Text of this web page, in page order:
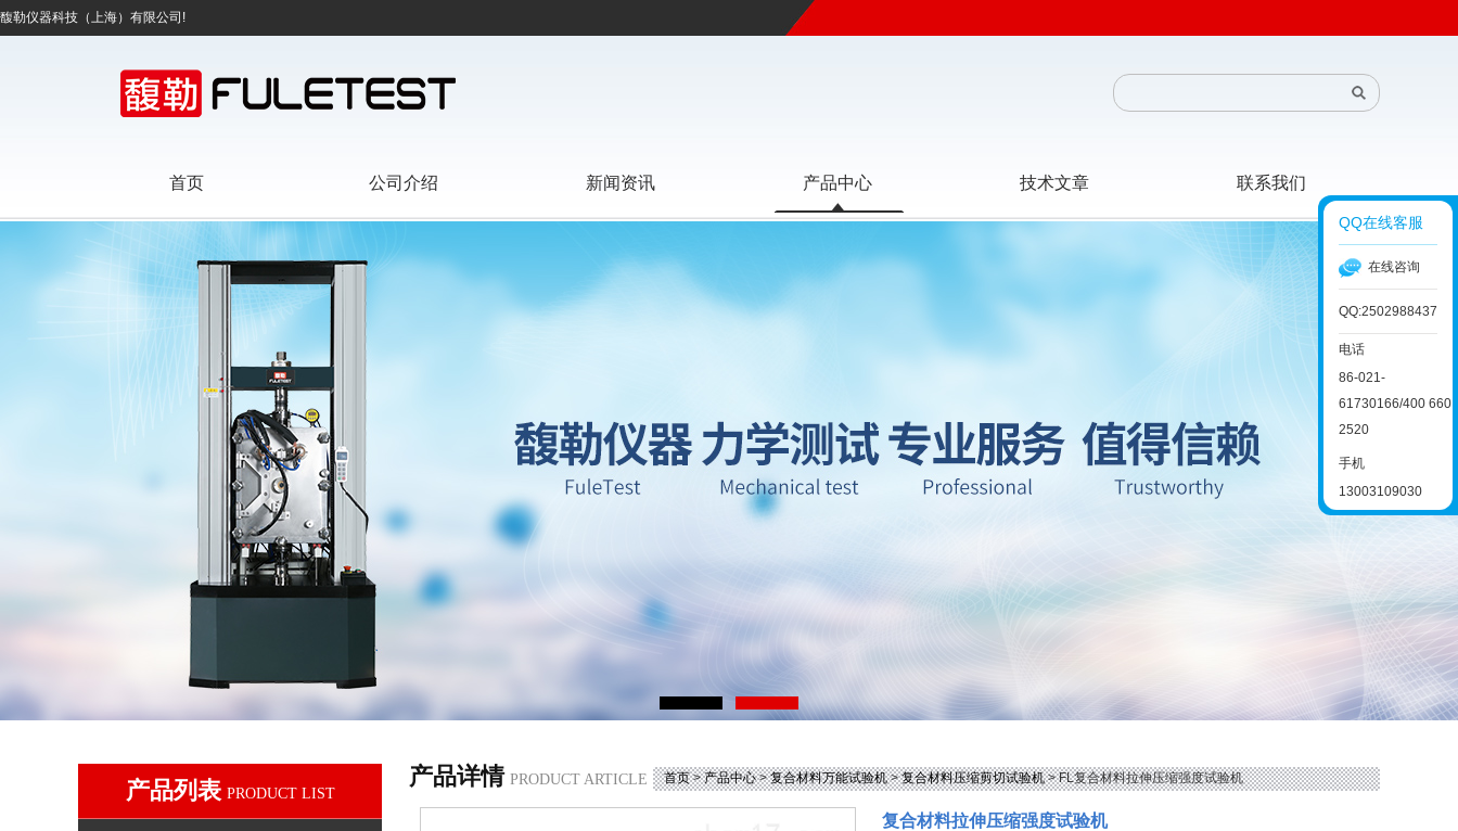
馥勒仪器科技（上海）有限公司!
首页 公司介绍 新闻资讯 产品中心 技术文章 联系我们
产品列表 PRODUCT LIST
产品详情 PRODUCT ARTICLE 首页>产品中心>复合材料万能试验机>复合材料压缩剪切试验机> FL复合材料拉伸压缩强度试验机
复合材料拉伸压缩强度试验机
QQ在线客服
在线咨询
QQ:2502988437
电话
86-021-
61730166/400 660
2520
手机
13003109030